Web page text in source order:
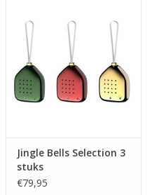
Jingle Bells Selection 3
stuks
€79,95